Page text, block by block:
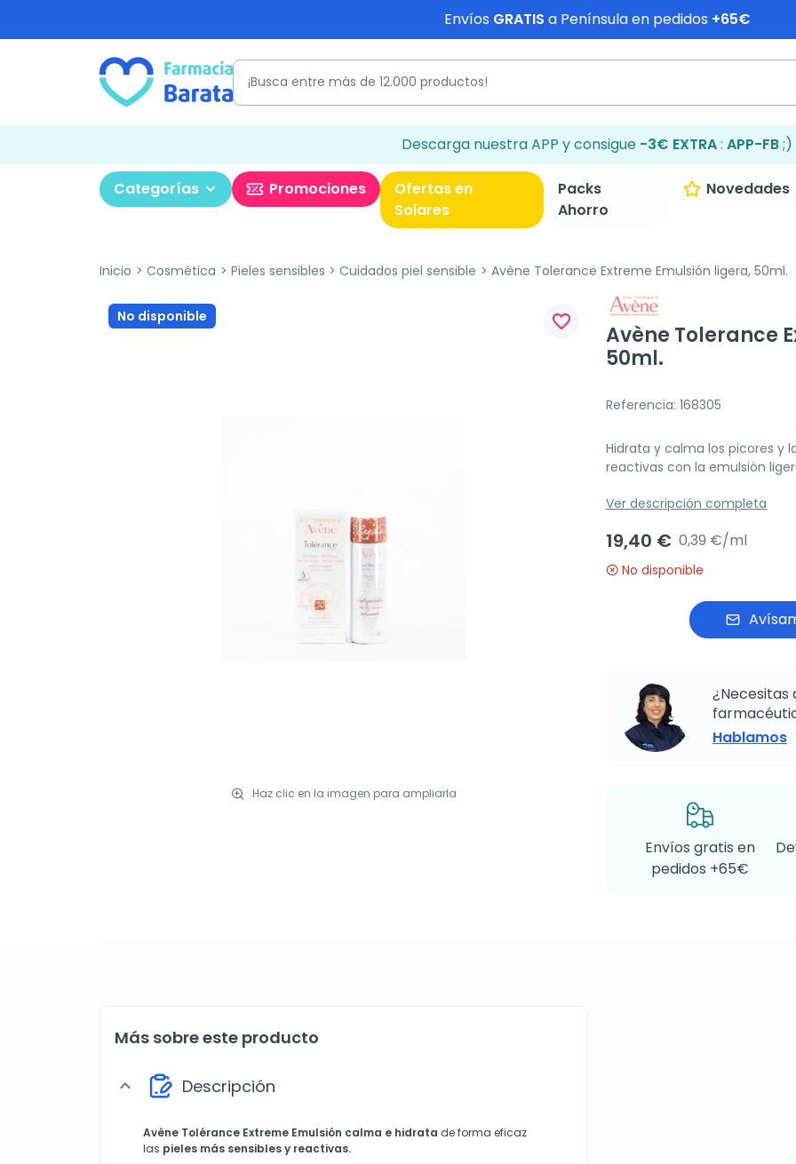
Envíos GRATIS a Península en pedidos +65€
Descarga nuestra APP y consigue -3€ EXTRA: APP-FB;)
Categorías Promociones
Ofertas en
Solares
Packs
Ahorro
Novedades
Inicio Cosmética Pieles sensibles Cuidados piel sensible Avène Tolerance Extreme Emulsión ligera, 50ml.
No disponible
Haz clic en la imagen para ampliarla
favorite_border
Avène Tolerance
50ml.
Referencia: 168305
Hidrata y calma los picores y
reactivas con la emulsión
Ver descripción completa
19,40 € 0,39 €/ml
No disponible
¿Necesitas
Hablamos
Envíos gratis en
pedidos +65€
Más sobre este producto
expand_more Descripción
Avène Tolérance Extreme Emulsión calma e hidrata de forma eficaz
las pieles más sensibles y reactivas.